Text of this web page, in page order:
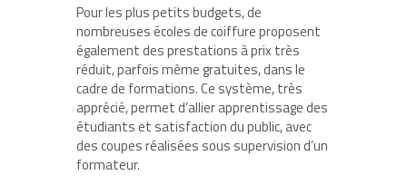
Pour les plus petits budgets, de
nombreuses écoles de coiffure proposent
également des prestations à prix très
réduit, parfois même gratuites, dans le
cadre de formations. Ce système, très
apprécié, permet d’allier apprentissage des
étudiants et satisfaction du public, avec
des coupes réalisées sous supervision d’un
formateur.